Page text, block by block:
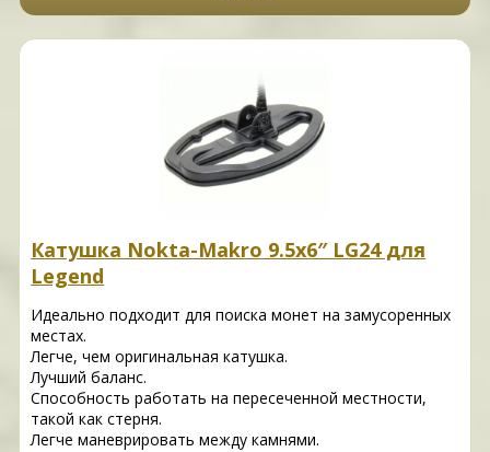
Катушка Nokta-Makro 9.5х6″ LG24 для
Legend
Идеально подходит для поиска монет на замусоренных
местах.
Легче, чем оригинальная катушка.
Лучший баланс.
Способность работать на пересеченной местности,
такой как стерня.
Легче маневрировать между камнями.